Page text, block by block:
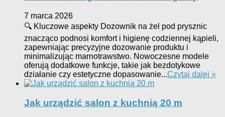
7 marca 2026
🔍 Kluczowe aspekty Dozownik na żel pod prysznic
znacząco podnosi komfort i higienę codziennej kąpieli,
zapewniając precyzyjne dozowanie produktu i
minimalizując marnotrawstwo. Nowoczesne modele
oferują dodatkowe funkcje, takie jak bezdotykowe
działanie czy estetyczne dopasowanie...Czytaj dalej »
Jak urządzić salon z kuchnią 20 m